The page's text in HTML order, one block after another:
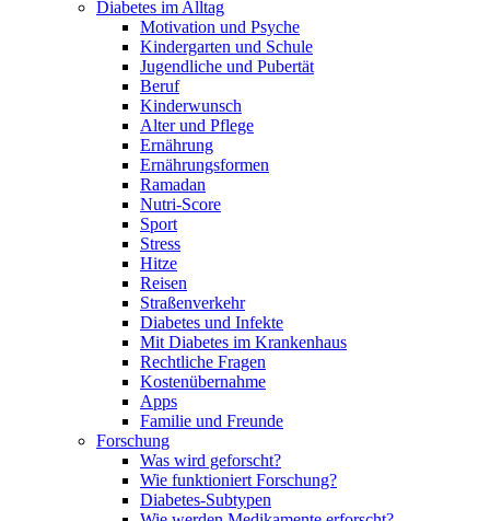
Diabetes im Alltag
Motivation und Psyche
Kindergarten und Schule
Jugendliche und Pubertät
Beruf
Kinderwunsch
Alter und Pflege
Ernährung
Ernährungsformen
Ramadan
Nutri-Score
Sport
Stress
Hitze
Reisen
Straßenverkehr
Diabetes und Infekte
Mit Diabetes im Krankenhaus
Rechtliche Fragen
Kostenübernahme
Apps
Familie und Freunde
Forschung
Was wird geforscht?
Wie funktioniert Forschung?
Diabetes-Subtypen